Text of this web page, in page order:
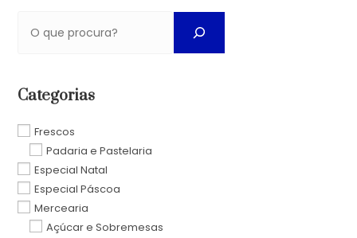
Categorias
Frescos
Padaria e Pastelaria
Especial Natal
Especial Páscoa
Mercearia
Açúcar e Sobremesas